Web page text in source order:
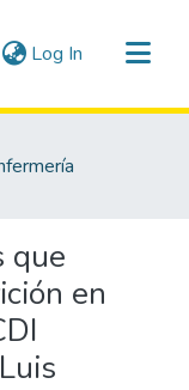
Log In (current)
que
en